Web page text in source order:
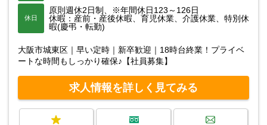
休日
原則週休2日制、※年間休日123～126日
休暇：産前・産後休暇、育児休業、介護休業、特別休
暇(慶弔・転勤)
大阪市城東区｜早い定時｜新卒歓迎｜18時台終業！プライベ
ートな時間もしっかり確保♪【社員募集】
求人情報を詳しく見てみる